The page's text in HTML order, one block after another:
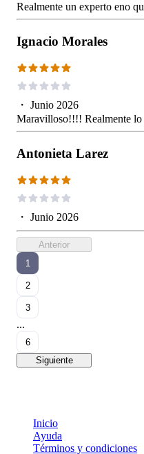
Realmente un experto eno
Ignacio Morales
・ Junio 2026
Maravilloso!!!! Realmente
Antonieta Larez
・ Junio 2026
Anterior
1
2
3
...
6
Siguiente
Inicio
Ayuda
Términos y condiciones